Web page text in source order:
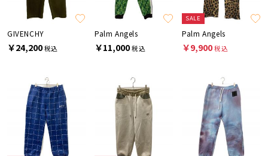
GIVENCHY
￥24,200税込
Palm Angels
￥11,000税込
SALE
Palm Angels
￥9,900税込